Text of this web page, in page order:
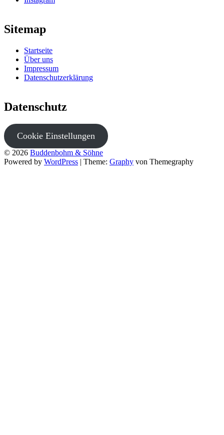
Sitemap
Startseite
Über uns
Impressum
Datenschutzerklärung
Datenschutz
Cookie Einstellungen
© 2026 Buddenbohm & Söhne
Powered by WordPress | Theme: Graphy von Themegraphy